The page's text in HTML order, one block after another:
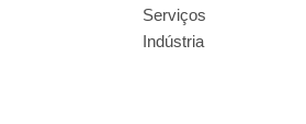
Serviços
Indústria